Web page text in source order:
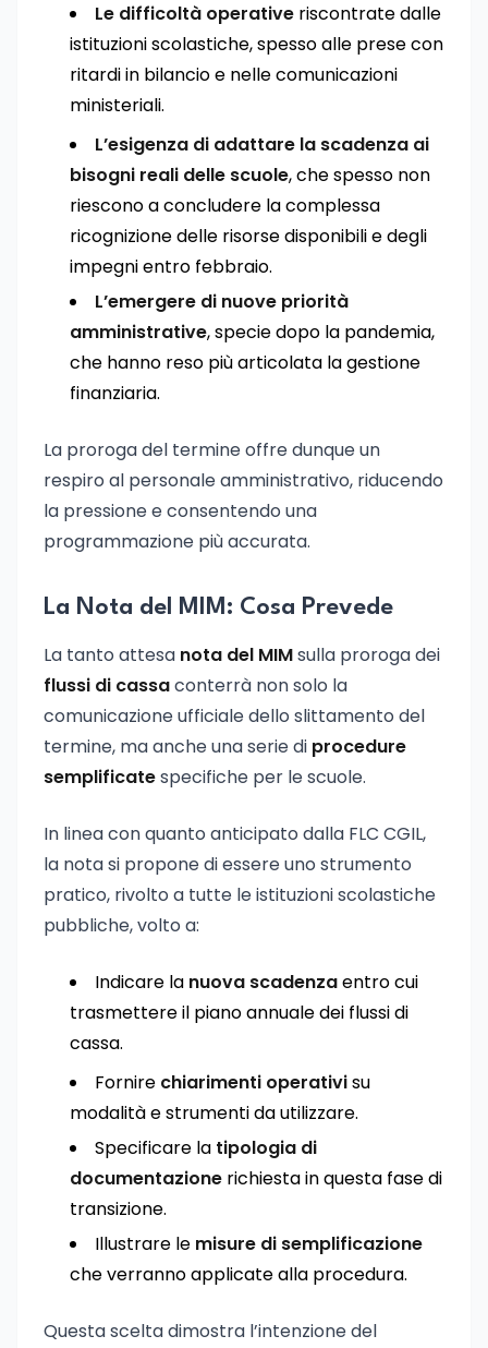
Le difficoltà operative riscontrate dalle
istituzioni scolastiche, spesso alle prese con
ritardi in bilancio e nelle comunicazioni
ministeriali.
L’esigenza di adattare la scadenza ai
bisogni reali delle scuole, che spesso non
riescono a concludere la complessa
ricognizione delle risorse disponibili e degli
impegni entro febbraio.
L’emergere di nuove priorità
amministrative, specie dopo la pandemia,
che hanno reso più articolata la gestione
finanziaria.
La proroga del termine offre dunque un
respiro al personale amministrativo, riducendo
la pressione e consentendo una
programmazione più accurata.
La Nota del MIM: Cosa Prevede
La tanto attesa nota del MIMsulla proroga dei
flussi di cassaconterrà non solo la
comunicazione ufficiale dello slittamento del
termine, ma anche una serie di procedure
semplificatespecifiche per le scuole.
In linea con quanto anticipato dalla FLC CGIL,
la nota si propone di essere uno strumento
pratico, rivolto a tutte le istituzioni scolastiche
pubbliche, volto a:
Indicare la nuova scadenzaentro cui
trasmettere il piano annuale dei flussi di
cassa.
Fornire chiarimenti operativisu
modalità e strumenti da utilizzare.
Specificare la tipologia di
documentazione richiesta in questa fase di
transizione.
Illustrare le misure di semplificazione
che verranno applicate alla procedura.
Questa scelta dimostra l’intenzione del